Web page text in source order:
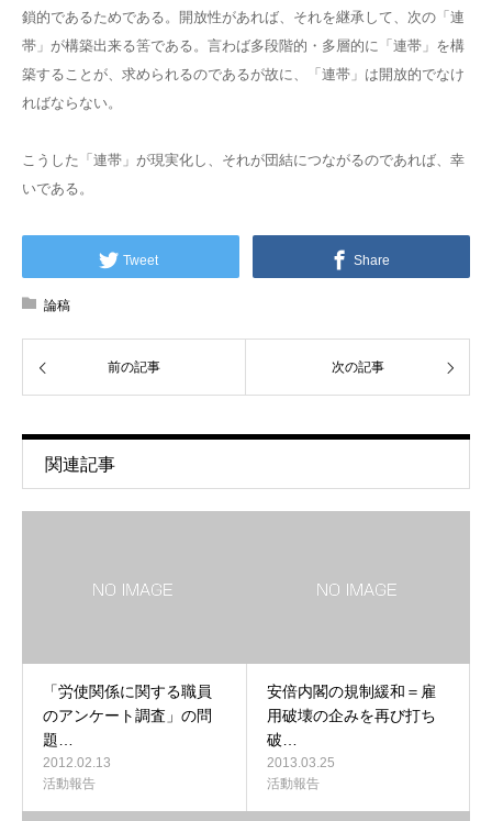
鎖的であるためである。開放性があれば、それを継承して、次の「連
帯」が構築出来る筈である。言わば多段階的・多層的に「連帯」を構
築することが、求められるのであるが故に、「連帯」は開放的でなけ
ればならない。
こうした「連帯」が現実化し、それが団結につながるのであれば、幸
いである。
Tweet Share
論稿
前の記事 次の記事
関連記事
「労使関係に関する職員
のアンケート調査」の問
題…
2012.02.13
活動報告
安倍内閣の規制緩和＝雇
用破壊の企みを再び打ち
破…
2013.03.25
活動報告